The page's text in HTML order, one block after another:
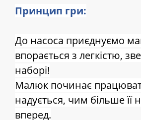
Принцип гри:
До насоса приєднуємо
впорається з легкістю,
наборі!
Малюк починає
надується, чим більше
вперед.